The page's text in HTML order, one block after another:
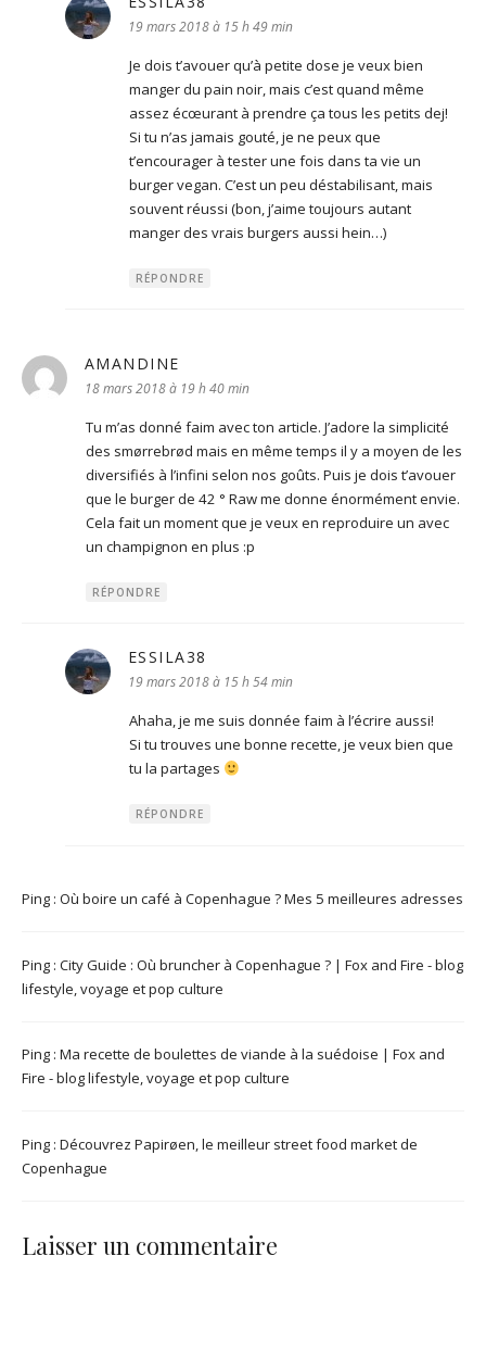
19 mars 2018 à 15 h 49 min
Je dois t’avouer qu’à petite dose je veux bien
manger du pain noir, mais c’est quand même
assez écœurant à prendre ça tous les petits dej!
Si tu n’as jamais gouté, je ne peux que
t’encourager à tester une fois dans ta vie un
burger vegan. C’est un peu déstabilisant, mais
souvent réussi (bon, j’aime toujours autant
manger des vrais burgers aussi hein…)
RÉPONDRE
AMANDINE
18 mars 2018 à 19 h 40 min
Tu m’as donné faim avec ton article. J’adore la simplicité
des smørrebrød mais en même temps il y a moyen de les
diversifiés à l’infini selon nos goûts. Puis je dois t’avouer
que le burger de 42 ° Raw me donne énormément envie.
Cela fait un moment que je veux en reproduire un avec
un champignon en plus :p
RÉPONDRE
ESSILA38
19 mars 2018 à 15 h 54 min
Ahaha, je me suis donnée faim à l’écrire aussi!
Si tu trouves une bonne recette, je veux bien que
tu la partages
RÉPONDRE
Ping : Où boire un café à Copenhague ? Mes 5 meilleures adresses
Ping : City Guide : Où bruncher à Copenhague ? | Fox and Fire - blog
lifestyle, voyage et pop culture
Ping : Ma recette de boulettes de viande à la suédoise | Fox and
Fire - blog lifestyle, voyage et pop culture
Ping : Découvrez Papirøen, le meilleur street food market de
Copenhague
Laisser un commentaire